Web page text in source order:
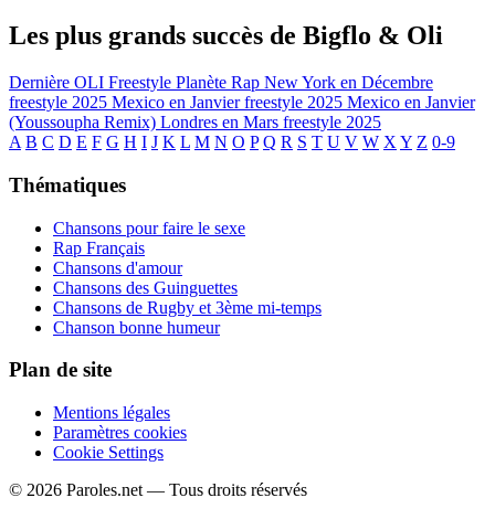
Les plus grands succès de Bigflo & Oli
Dernière OLI Freestyle Planète Rap New York en Décembre
freestyle 2025 Mexico en Janvier freestyle 2025 Mexico en Janvier
(Youssoupha Remix) Londres en Mars freestyle 2025
A B C D E F G H I J K L M N O P Q R S T U V W X Y Z 0-9
Thématiques
Chansons pour faire le sexe
Rap Français
Chansons d'amour
Chansons des Guinguettes
Chansons de Rugby et 3ème mi-temps
Chanson bonne humeur
Plan de site
Mentions légales
Paramètres cookies
Cookie Settings
© 2026 Paroles.net — Tous droits réservés